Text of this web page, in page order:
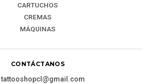
CARTUCHOS
CREMAS
MÁQUINAS
CONTÁCTANOS
tattooshopcl@gmail.com